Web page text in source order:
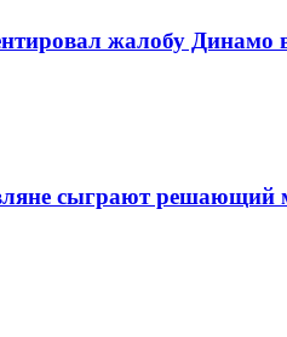
жалобу Динамо
сыграют